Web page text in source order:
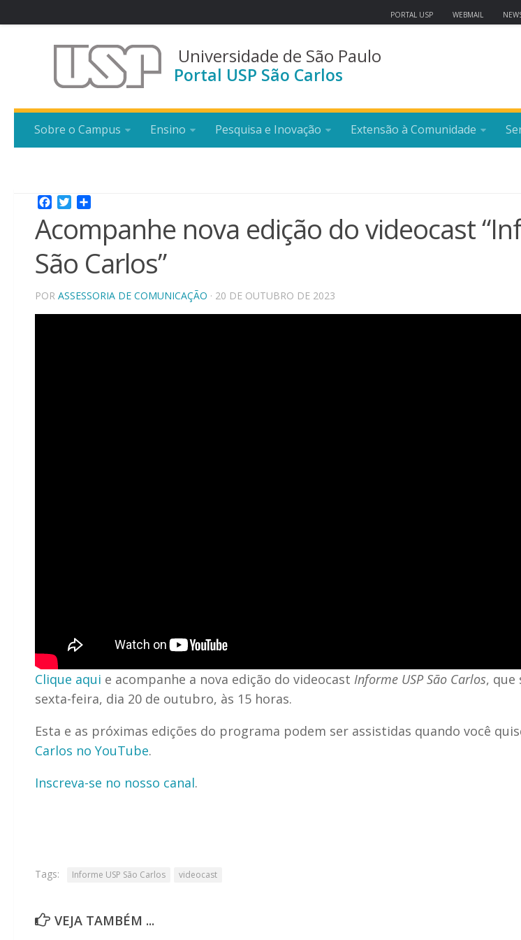
PORTAL USP WEBMAIL
Universidade de São Paulo
Portal USP São Carlos
Sobre o Campus Ensino Pesquisa e Inovação Extensão à Comunidade
Facebook
Twitter
Acompanhe nova edição do videocast
São Carlos”
POR ASSESSORIA DE COMUNICAÇÃO · 20 DE OUTUBRO DE 2023
Clique aqui e acompanhe a nova edição do videocast Informe USP São Carlos, que
sexta-feira, dia 20 de outubro, às 15 horas.
Esta e as próximas edições do programa podem ser assistidas quando você
Carlos no YouTube.
Inscreva-se no nosso canal.
Tags: Informe USP São Carlos videocast
VEJA TAMBÉM ...